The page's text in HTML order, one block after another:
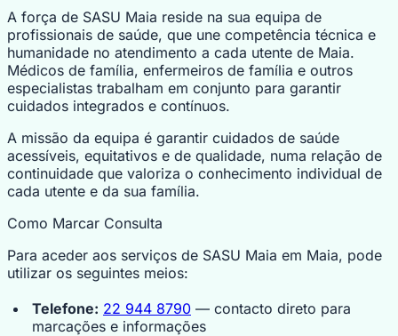
A força de SASU Maia reside na sua equipa de
profissionais de saúde, que une competência técnica e
humanidade no atendimento a cada utente de Maia.
Médicos de família, enfermeiros de família e outros
especialistas trabalham em conjunto para garantir
cuidados integrados e contínuos.
A missão da equipa é garantir cuidados de saúde
acessíveis, equitativos e de qualidade, numa relação de
continuidade que valoriza o conhecimento individual de
cada utente e da sua família.
Como Marcar Consulta
Para aceder aos serviços de SASU Maia em Maia, pode
utilizar os seguintes meios:
Telefone: 22 944 8790 — contacto direto para
marcações e informações